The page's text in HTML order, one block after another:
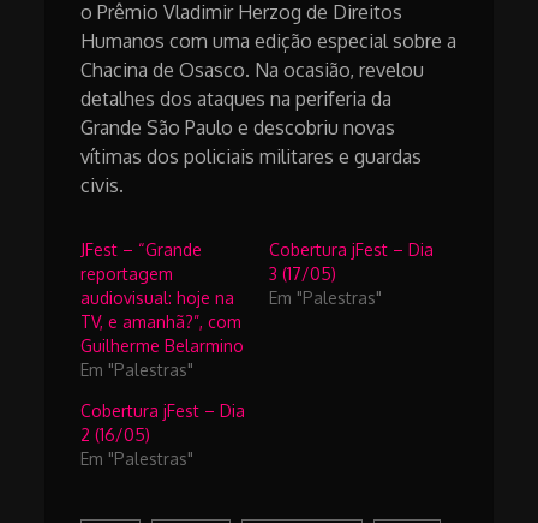
o Prêmio Vladimir Herzog de Direitos
Humanos com uma edição especial sobre a
Chacina de Osasco. Na ocasião, revelou
detalhes dos ataques na periferia da
Grande São Paulo e descobriu novas
vítimas dos policiais militares e guardas
civis.
JFest – “Grande
reportagem
audiovisual: hoje na
TV, e amanhã?”, com
Guilherme Belarmino
Em "Palestras"
Cobertura jFest – Dia
3 (17/05)
Em "Palestras"
Cobertura jFest – Dia
2 (16/05)
Em "Palestras"